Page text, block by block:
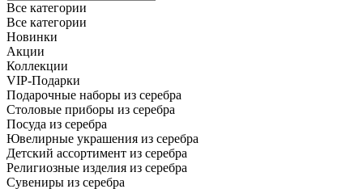
Все категории
Все категории
Новинки
Акции
Коллекции
VIP-Подарки
Подарочные наборы из серебра
Столовые приборы из серебра
Посуда из серебра
Ювелирные украшения из серебра
Детский ассортимент из серебра
Религиозные изделия из серебра
Сувениры из серебра